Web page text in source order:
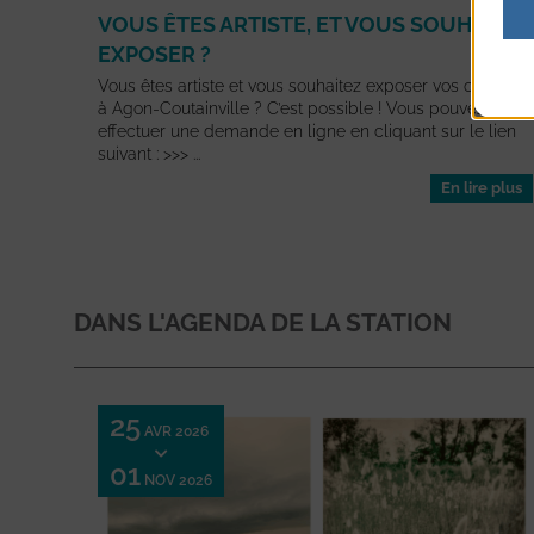
VOUS ÊTES ARTISTE, ET VOUS SOUHAITEZ
EXPOSER ?
Vous êtes artiste et vous souhaitez exposer vos œuvres
à Agon-Coutainville ? C’est possible ! Vous pouvez
effectuer une demande en ligne en cliquant sur le lien
suivant : >>> ...
En lire plus
DANS L'AGENDA DE LA STATION
25 AVR 2026
01 NOV 2026